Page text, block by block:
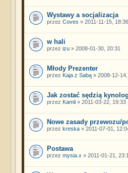
Wystawy a socjalizacja
przez Coves » 2011-11-15, 18:36
w hali
przez izu» 2008-01-30, 20:31
Młody Prezenter
przez Kaja z Sabą» 2008-12-14,
Jak zostać sędzią
przez Kamil» 2011-03-22, 19:33
Nowe zasady przewozu/
przez kreska» 2011-07-01,
Postawa
przez mysia.x » 2011-01-21,